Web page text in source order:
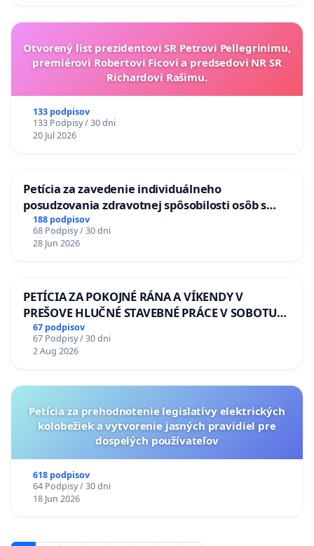
Otvorený list prezidentovi SR Petrovi Pellegrinimu,
premiérovi Robertovi Ficovi a predsedovi NR SR
Richardovi Rašimu.
133 podpisov
133 Podpisy / 30 dni
20 Jul 2026
Petícia za zavedenie individuálneho
posudzovania zdravotnej spôsobilosti osôb s
diabetom 1. a 2. typu pri prijímaní do
Policajného zboru SR
188 podpisov
68 Podpisy / 30 dni
28 Jun 2026
PETÍCIA ZA POKOJNÉ RÁNA A VÍKENDY V
PREŠOVE HLUČNÉ STAVEBNÉ PRÁCE V SOBOTU
LEN OD 9.00 DO 13.00 HOD., CEZ PRACOVNÝ
TÝŽDEŇ CIEĽ 8.00 – 18.00 HOD. A PRAVIDELNÁ
KONTROLA STAVBY C-AREA NA
67 podpisov
67 Podpisy / 30 dni
2 Aug 2026
Petícia za prehodnotenie legislatívy elektrických
kolobežiek a vytvorenie jasných pravidiel pre
dospelých používateľov
618 podpisov
64 Podpisy / 30 dni
18 Jun 2026